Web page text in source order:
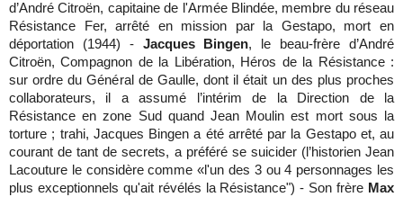
d’André Citroën, capitaine de l'Armée Blindée, membre du réseau
Résistance Fer, arrêté en mission par la Gestapo, mort en
déportation (1944) - Jacques Bingen, le beau-frère d’André
Citroën, Compagnon de la Libération, Héros de la Résistance :
sur ordre du Général de Gaulle, dont il était un des plus proches
collaborateurs, il a assumé l’intérim de la Direction de la
Résistance en zone Sud quand Jean Moulin est mort sous la
torture ; trahi, Jacques Bingen a été arrêté par la Gestapo et, au
courant de tant de secrets, a préféré se suicider (l’historien Jean
Lacouture le considère comme
l'un des 3 ou 4 personnages les
plus exceptionnels qu'ait révélés la Résistance") - Son frère Max